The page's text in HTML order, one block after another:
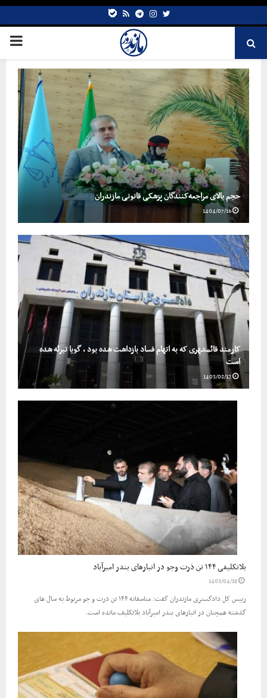
Twitter
Instagram
Telegram
rss
حجم بالای مراجعه‌کنندگان پزشکی قانونی مازندران
1404/07/16
کارمند قائمشهری که به اتهام فساد بازداشت شده بود ، گویا تبرئه شده
است
1403/08/12
بلاتکلیفی ۱۴۴ تن ذرت وجو در انبارهای بندر امیرآباد
1403/04/19
رییس کل دادگستری مازندران گفت: متاسفانه ۱۴۴ تن ذرت و جو مربوط به سال های
گذشته همچنان در انبارهای بندر امیرآباد بلاتکلیف مانده است.